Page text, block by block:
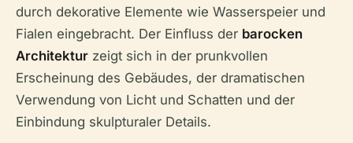
durch dekorative Elemente wie Wasserspeier und
Fialen eingebracht. Der Einfluss der barocken
Architektur zeigt sich in der prunkvollen
Erscheinung des Gebäudes, der dramatischen
Verwendung von Licht und Schatten und der
Einbindung skulpturaler Details.